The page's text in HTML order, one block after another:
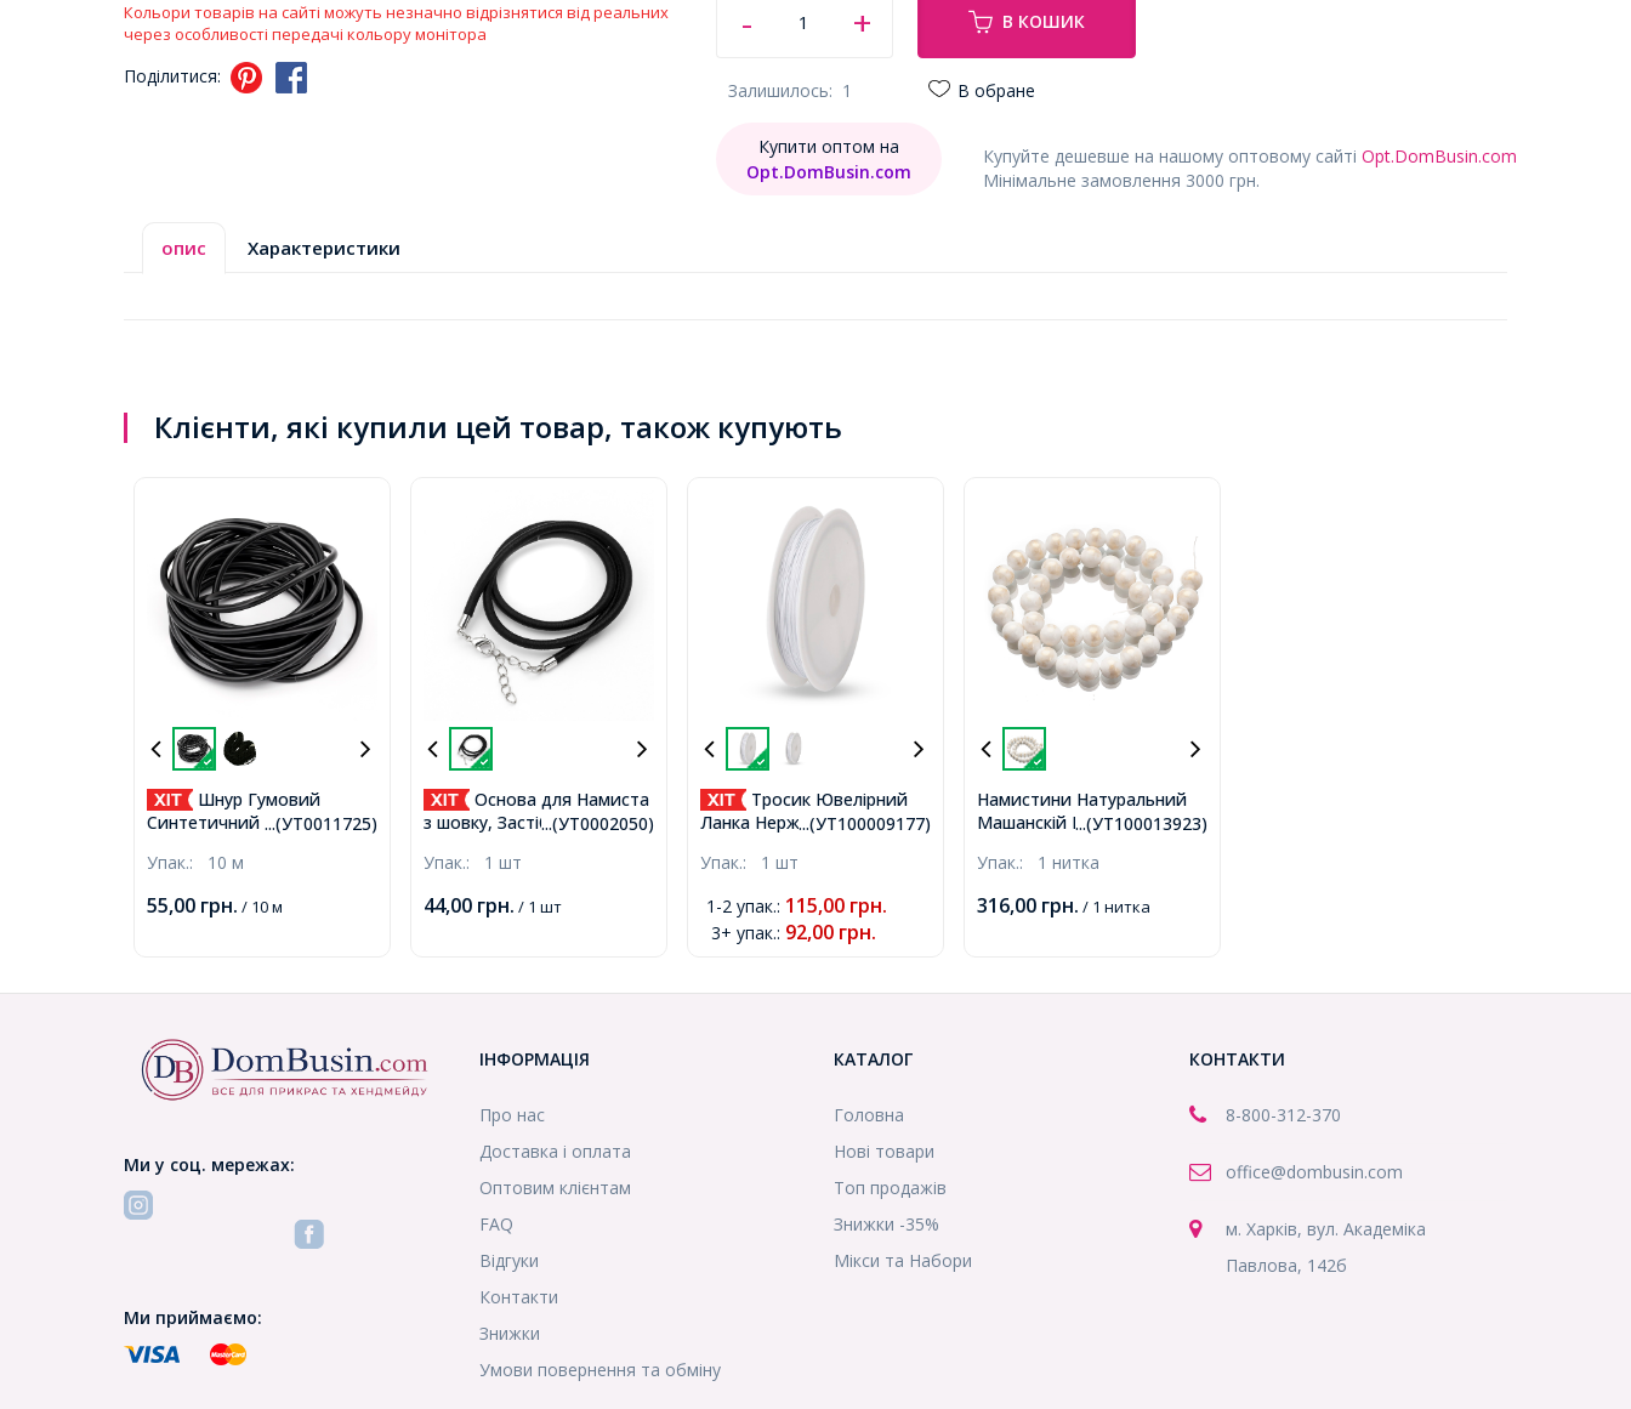
Кольори товарів на сайті можуть незначно відрізнятися від реальних
через особливості передачі кольору монітора
Поділитися:
В КОШИК
Залишилось: 1 В обране
Купуйте дешевше на нашому оптовому сайті Opt.DomBusin.com
Мінімальне замовлення 3000 грн.
Купити оптом на
Opt.DomBusin.com
опис Характеристики
Клієнти, які купили цей товар, також купують
...(УТ0011725)
Шнур Гумовий
Синтетичний
2мм, Отвір 0.5мм,
Упак.: 10 м
55,00 грн. / 10 м
...(УТ0002050)
Основа для Намиста
з шовку, Застібка Карабін з
Регульований, Колір:
43~45смх3мм, (УТ0002050)
Упак.: 1 шт
44,00 грн. / 1 шт
...(УТ100009177)
Тросик Ювелірний
Ланка Нержавіюча Сталь,
50м/котушка,
Упак.: 1 шт
1-2 упак.: 115,00 грн.
3+ упак.: 92,00 грн.
...(УТ100013923)
Намистини Натуральний
Машанскій Нефрит з
На нитках, Круглі, Колір:
Отвір 1.5мм, близько 38шт
Упак.: 1 нитка
316,00 грн. / 1 нитка
Ми у соц. мережах:
Ми приймаємо:
ІНФОРМАЦІЯ
Про нас
Доставка і оплата
Оптовим клієнтам
FAQ
Відгуки
Контакти
Знижки
Умови повернення та обміну
КАТАЛОГ
Головна
Нові товари
Топ продажів
Знижки -35%
Мікси та Набори
КОНТАКТИ
8-800-312-370
office@dombusin.com
м. Харків, вул. Академіка
Павлова, 142б